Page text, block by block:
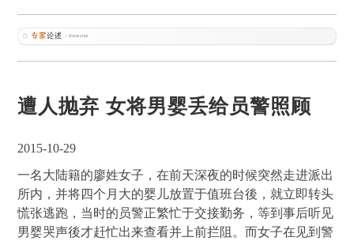
遭人抛弃 女将男婴丢给员警照顾
2015-10-29
一名大陆籍的廖姓女子，在前天深夜的时候突然走进派出
所内，并将四个月大的婴儿放置于值班台後，就立即转头
慌张逃跑，当时的员警正繁忙于交接勤务，等到事后听见
男婴哭声後才赶忙出来查看并上前拦阻。而女子在见到警